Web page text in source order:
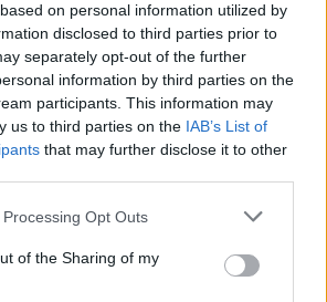
on personal information utilized by
disclosed to third parties prior to
separately opt-out of the further
information by third parties on the
participants. This information may
us to third parties on the IAB’s List of
that may further disclose it to other
website/app uses one or more Google
or usage behaviour. You may click to
to Google and its third-party tags to
Opt Outs
of the Sharing of my